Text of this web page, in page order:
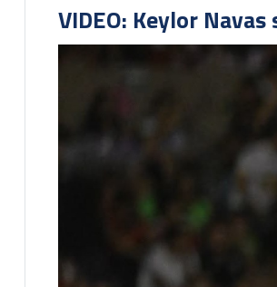
VIDEO: Keylor